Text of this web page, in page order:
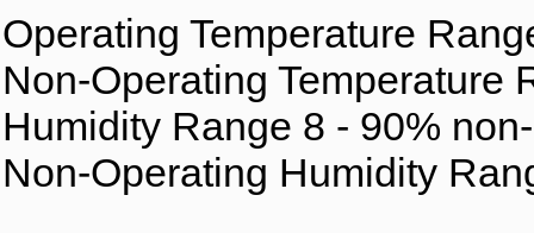
Operating Temperature
Non-Operating Temperature
Humidity Range 8 - 90%
Non-Operating Humidity